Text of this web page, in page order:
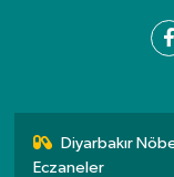
Diyarbakır
Eczaneler